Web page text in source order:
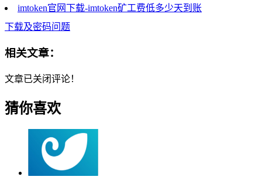
imtoken官网下载-imtoken矿工费低多少天到账
下载及密码问题
相关文章：
文章已关闭评论！
猜你喜欢